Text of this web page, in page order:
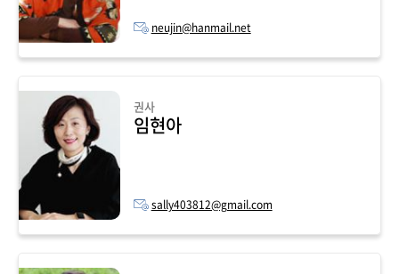
neujin@hanmail.net
권사
임현아
sally403812@gmail.com